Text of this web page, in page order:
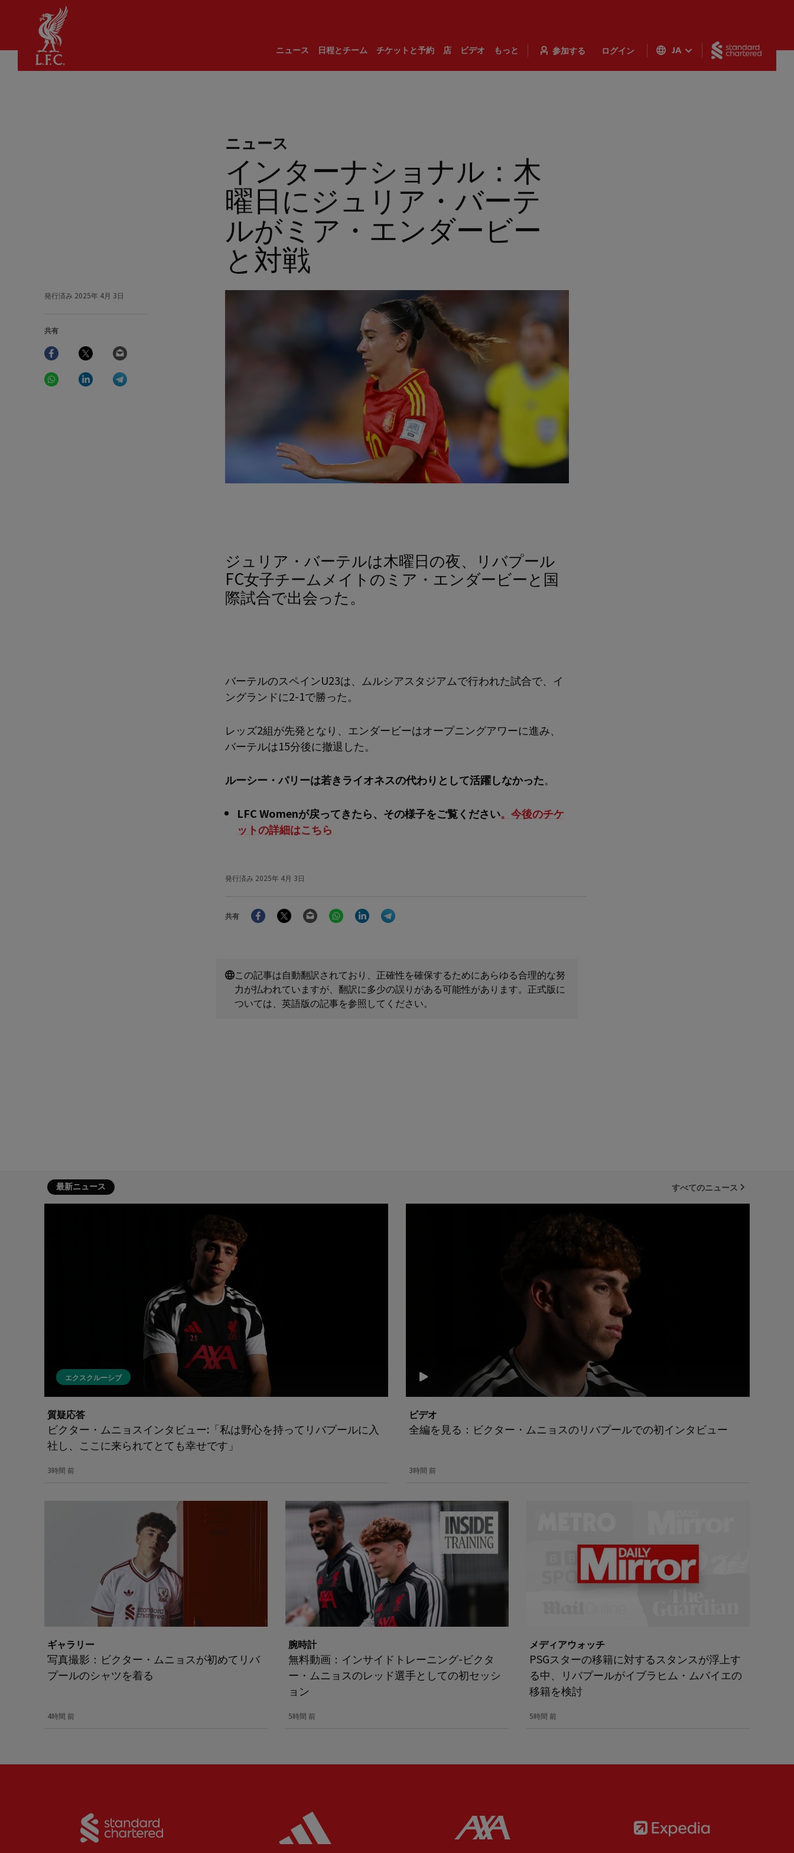
ニュース 日程とチーム チケットと予約 店 ビデオ もっと 参加する ログイン JA
ニュース
インターナショナル：木
曜日にジュリア・バーテ
ルがミア・エンダービー
と対戦
発行済み 2025年 4月 3日
共有
Facebook Twitter
WhatsAppLinkedIn
ジュリア・バーテルは木曜日の夜、リバプール
FC女子チームメイトのミア・エンダービーと国
際試合で出会った。
バーテルのスペインU23は、ムルシアスタジアムで行われた試合で、イ
ングランドに2-1で勝った。
レッズ2組が先発となり、エンダービーはオープニングアワーに進み、
バーテルは15分後に撤退した。
ルーシー・パリーは若きライオネスの代わりとして活躍しなかった。
LFC Womenが戻ってきたら、その様子をご覧ください。今後のチケ
ットの詳細はこちら
発行済み 2025年 4月 3日
共有
FacebookTwitter Email WhatsAppLinkedIn
この記事は自動翻訳されており、正確性を確保するためにあらゆる合理的な努
力が払われていますが、翻訳に多少の誤りがある可能性があります。正式版に
ついては、英語版の記事を参照してください。
最新ニュース すべてのニュース
エクスクルーシブ
質疑応答
ビクター・ムニョスインタビュー:「私は野心を持ってリバプールに入
社し、ここに来られてとても幸せです」
3時間 前
ビデオ
全編を見る：ビクター・ムニョスのリバプールでの初インタビュー
3時間 前
ギャラリー
写真撮影：ビクター・ムニョスが初めてリバ
プールのシャツを着る
4時間 前
腕時計
無料動画：インサイドトレーニング-ビクタ
ー・ムニョスのレッド選手としての初セッシ
ョン
5時間 前
メディアウォッチ
PSGスターの移籍に対するスタンスが浮上す
る中、リバプールがイブラヒム・ムバイエの
移籍を検討
5時間 前